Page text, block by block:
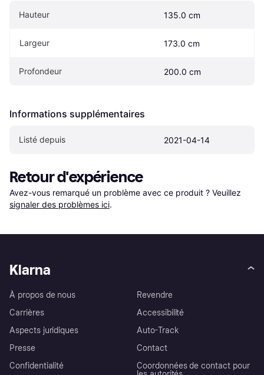
Hauteur 135.0 cm
Largeur 173.0 cm
Profondeur 200.0 cm
Informations supplémentaires
Listé depuis 2021-04-14
Retour d'expérience
Avez-vous remarqué un problème avec ce produit ? Veuillez
signaler des problèmes ici.
Klarna
À propos de nous
Carrières
Aspects juridiques
Presse
Confidentialité
Revendre
Accessibilité
Auto-Track
Contact
Coordonnées de contact pour